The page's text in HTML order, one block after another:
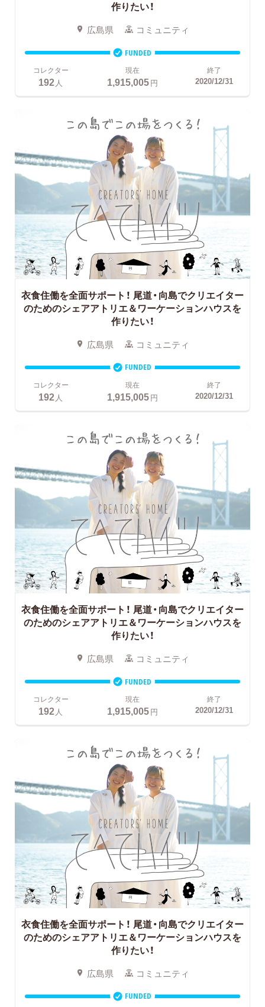
作りたい！
広島県 コミュニティ
FUNDED
コレクター
192人
現在
1,915,005円
終了
2020/12/31
衣食住働を全面サポート！ 尾道・向島でクリエイター
のためのシェアアトリエ＆ワーケーションハウスを
作りたい！
広島県 コミュニティ
FUNDED
コレクター
192 人
現在
1,915,005円
終了
2020/12/31
衣食住働を全面サポート！ 尾道・向島でクリエイター
のためのシェアアトリエ＆ワーケーションハウスを
作りたい！
広島県 コミュニティ
FUNDED
コレクター
192人
現在
1,915,005円
終了
2020/12/31
衣食住働を全面サポート！ 尾道・向島でクリエイター
のためのシェアアトリエ＆ワーケーションハウスを
作りたい！
広島県 コミュニティ
FUNDED